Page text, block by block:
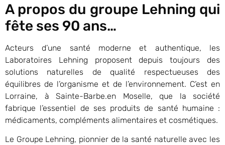
A propos du groupe Lehning qui
fête ses 90 ans…
Acteurs d’une santé moderne et authentique, les
Laboratoires Lehning proposent depuis toujours des
solutions naturelles de qualité respectueuses des
équilibres de l’organisme et de l’environnement. C’est en
Lorraine, à Sainte-Barbe.en Moselle, que la société
fabrique l’essentiel de ses produits de santé humaine :
médicaments, compléments alimentaires et cosmétiques.
Le Groupe Lehning, pionnier de la santé naturelle avec les